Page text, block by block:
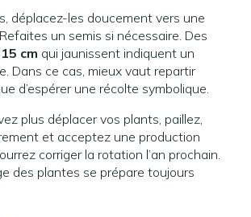
déplacez-les doucement vers une
un semis si nécessaire. Des
cm qui jaunissent indiquent un
Dans ce cas, mieux vaut repartir
d’espérer une récolte symbolique.
plus déplacer vos plants, paillez,
et acceptez une production
corriger la rotation l’an prochain.
des plantes se prépare toujours